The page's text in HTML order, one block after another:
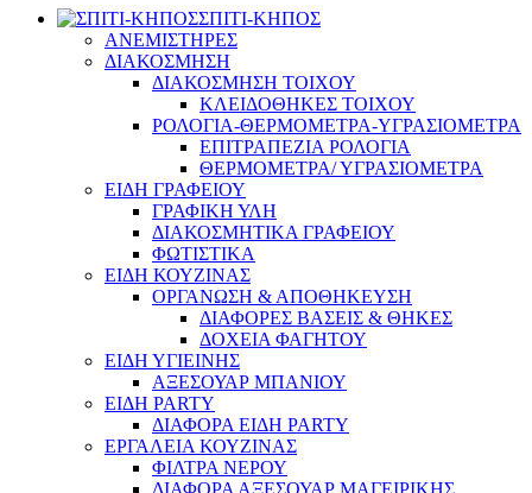
ΣΠΙΤΙ-ΚΗΠΟΣ
ΑΝΕΜΙΣΤΗΡΕΣ
ΔΙΑΚΟΣΜΗΣΗ
ΔΙΑΚΟΣΜΗΣΗ ΤΟΙΧΟΥ
ΚΛΕΙΔΟΘΗΚΕΣ ΤΟΙΧΟΥ
ΡΟΛΟΓΙΑ-ΘΕΡΜΟΜΕΤΡΑ-ΥΓΡΑΣΙΟΜΕΤΡΑ
ΕΠΙΤΡΑΠΕΖΙΑ ΡΟΛΟΓΙΑ
ΘΕΡΜΟΜΕΤΡΑ/ ΥΓΡΑΣΙΟΜΕΤΡΑ
ΕΙΔΗ ΓΡΑΦΕΙΟΥ
ΓΡΑΦΙΚΗ ΥΛΗ
ΔΙΑΚΟΣΜΗΤΙΚΑ ΓΡΑΦΕΙΟΥ
ΦΩΤΙΣΤΙΚΑ
ΕΙΔΗ ΚΟΥΖΙΝΑΣ
ΟΡΓΑΝΩΣΗ & ΑΠΟΘΗΚΕΥΣΗ
ΔΙΑΦΟΡΕΣ ΒΑΣΕΙΣ & ΘΗΚΕΣ
ΔΟΧΕΙΑ ΦΑΓΗΤΟΥ
ΕΙΔΗ ΥΓΙΕΙΝΗΣ
ΑΞΕΣΟΥΑΡ ΜΠΑΝΙΟΥ
ΕΙΔΗ PARTY
ΔΙΑΦΟΡΑ ΕΙΔΗ PARTY
ΕΡΓΑΛΕΙΑ ΚΟΥΖΙΝΑΣ
ΦΙΛΤΡΑ ΝΕΡΟΥ